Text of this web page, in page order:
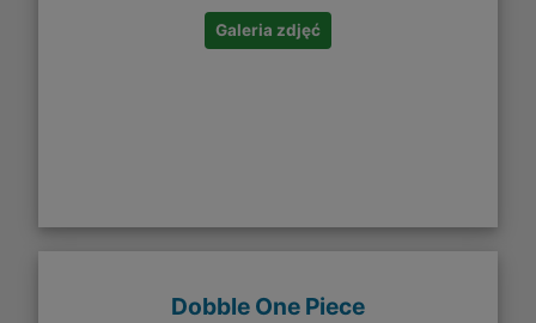
Galeria zdjęć
Dobble One Piece